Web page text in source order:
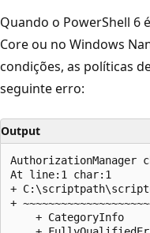
Quando o PowerShell 6
Core ou no Windows
condições, as políticas
seguinte erro:
Output
AuthorizationManager
At line:1 char:1
+
+
+ CategoryInfo